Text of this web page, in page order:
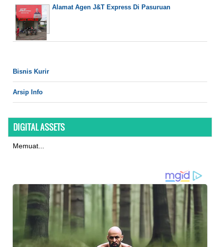
Alamat Agen J&T Express Di Pasuruan
Bisnis Kurir
Arsip Info
DIGITAL ASSETS
Memuat...